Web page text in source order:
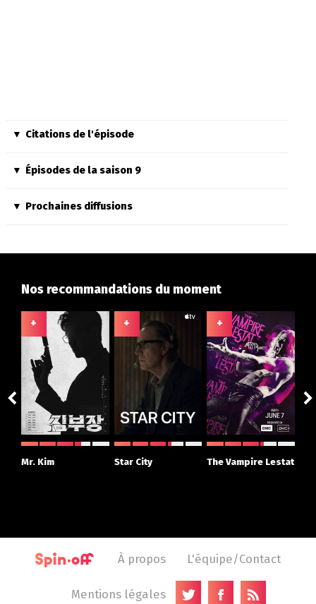
Citations de l'épisode
Épisodes de la saison 9
Prochaines diffusions
Nos recommandations du moment
+
Mr. Kim
+
Star City
+
The Vampire Lestat
À propos L'équipe/Contact
Mentions légales